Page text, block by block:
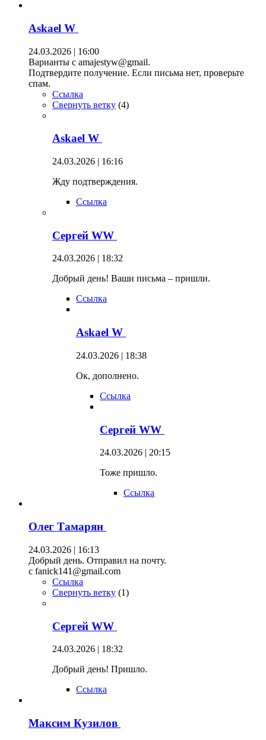
Askael W
24.03.2026 | 16:00
Варианты с amajestyw@gmail.
Подтвердите получение. Если письма нет, проверьте
спам.
Ссылка
Свернуть ветку (4)
Askael W
24.03.2026 | 16:16
Жду подтверждения.
Ссылка
Сергей WW
24.03.2026 | 18:32
Добрый день! Ваши письма – пришли.
Ссылка
Askael W
24.03.2026 | 18:38
Ок, дополнено.
Ссылка
Сергей WW
24.03.2026 | 20:15
Тоже пришло.
Ссылка
Олег Тамарян
24.03.2026 | 16:13
Добрый день. Отправил на почту.
c fanick141@gmail.com
Ссылка
Свернуть ветку (1)
Сергей WW
24.03.2026 | 18:32
Добрый день! Пришло.
Ссылка
Максим Кузилов